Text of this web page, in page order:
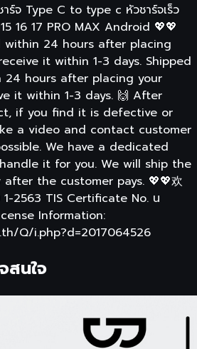
ร์จ Type C to type c หัวชาร์จเร็ว
16 17 PRO MAX Android 💖💖
within 24 hours after placing
it within 1-3 days. Shipped
24 hours after placing your
it within 1-3 days. 🙌 After
if you find it is defective or
a video and contact customer
We have a dedicated
it for you. We will ship the
the customer pays. 💖💖欢
1-2563 TIS Certificate No. น
Information:
Q/i.php?d=2017064526
สนใจ